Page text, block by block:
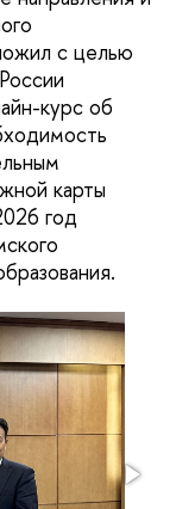
с целью
курс об
карты
год